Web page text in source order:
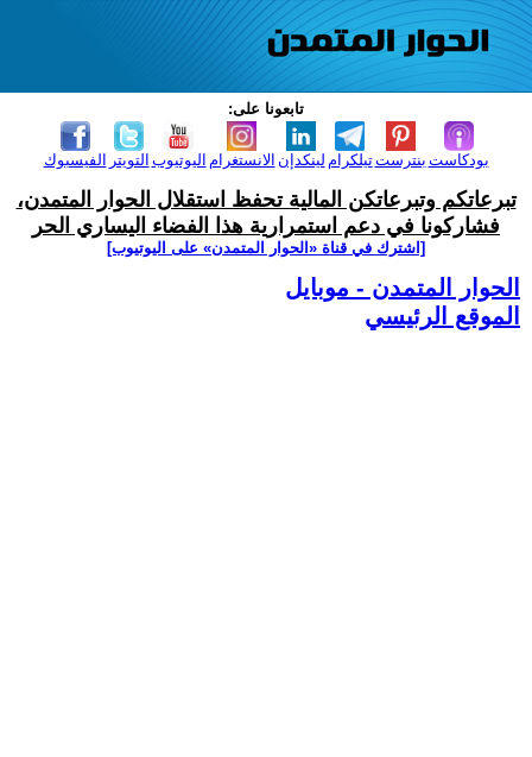
تابعونا على:
الفيسبوك التويتر اليوتيوب الانستغرام لينكدإن تيلكرامبنترست بودكاست
تبرعاتكم وتبرعاتكن المالية تحفظ استقلال الحوار المتمدن،
فشاركونا في دعم استمرارية هذا الفضاء اليساري الحر
[اشترك في قناة ‫«الحوار المتمدن» على اليوتيوب]
الحوار المتمدن - موبايل
الموقع الرئيسي